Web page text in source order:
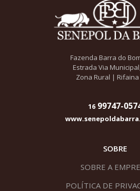
Fazenda Barra do
Estrada Via
Zona Rural | Rifaina
1699747-
SOBRE
SOBRE A
POLÍTICA DE